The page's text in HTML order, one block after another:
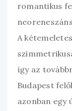
romantikus
A
így az
Budapest
azonban egy